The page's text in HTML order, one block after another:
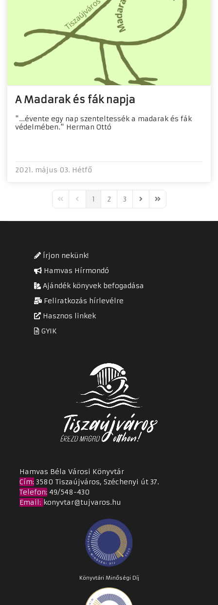
A Madarak és fák napja
"...évente egy nap szenteltessék a madarak és fák
védelmében." Herman Ottó
2021. május 03. Hétfő
First PagePrevious Page
1 2 3 Next PageLast Page
Írjon nekünk!
Hamvas Hírmondó
Ajándék könyvek befogadása
Feliratkozás hírlevélre
Hasznos linkek
GYIK
Hamvas Béla Városi Könyvtár
Cím: 3580 Tiszaújváros, Széchenyi út 37.
Telefon: 49/548-430
Email: konyvtar@tujvaros.hu
Könyvtári Minőségi Díj